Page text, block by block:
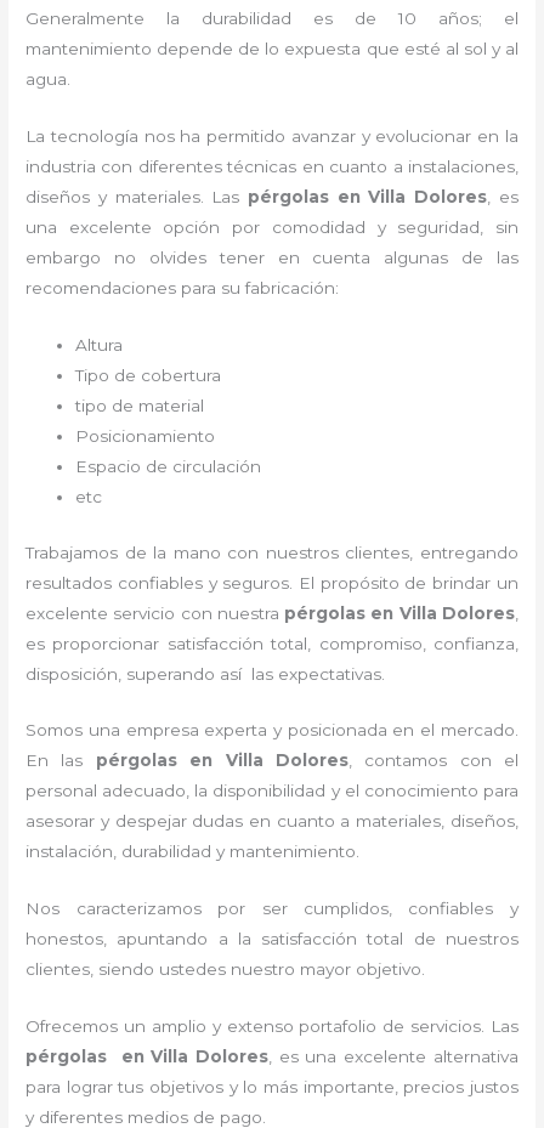
Generalmente la durabilidad es de 10 años; el
mantenimiento depende de lo expuesta que esté al sol y al
agua.
La tecnología nos ha permitido avanzar y evolucionar en la
industria con diferentes técnicas en cuanto a instalaciones,
diseños y materiales. Las pérgolas en Villa Dolores , es
una excelente opción por comodidad y seguridad, sin
embargo no olvides tener en cuenta algunas de las
recomendaciones para su fabricación:
Altura
Tipo de cobertura
tipo de material
Posicionamiento
Espacio de circulación
etc
Trabajamos de la mano con nuestros clientes, entregando
resultados confiables y seguros. El propósito de brindar un
excelente servicio con nuestra pérgolas en Villa Dolores,
es proporcionar satisfacción total, compromiso, confianza,
disposición, superando así las expectativas.
Somos una empresa experta y posicionada en el mercado.
En las pérgolasen Villa Dolores, contamos con el
personal adecuado, la disponibilidad y el conocimiento para
asesorar y despejar dudas en cuanto a materiales, diseños,
instalación, durabilidad y mantenimiento.
Nos caracterizamos por ser cumplidos, confiables y
honestos, apuntando a la satisfacción total de nuestros
clientes, siendo ustedes nuestro mayor objetivo.
Ofrecemos un amplio y extenso portafolio de servicios. Las
pérgolas en Villa Dolores , es una excelente alternativa
para lograr tus objetivos y lo más importante, precios justos
y diferentes medios de pago.